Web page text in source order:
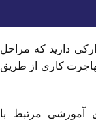
دارید که مراحل
کاری از طریق
آموزشی مرتبط با